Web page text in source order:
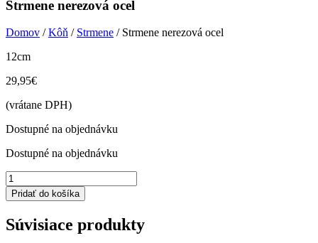
Strmene nerezová ocel
Domov /Kôň / Strmene / Strmene nerezová ocel
12cm
29,95€
(vrátane DPH)
Dostupné na objednávku
Dostupné na objednávku
množstvo
Strmene
nerezová
Pridať do košíka
Súvisiace produkty